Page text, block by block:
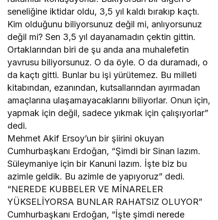
seneliğine iktidar oldu, 3,5 yıl kaldı bırakıp kaçtı.
Kim olduğunu biliyorsunuz değil mi, anlıyorsunuz
değil mi? Sen 3,5 yıl dayanamadın çektin gittin.
Ortaklarından biri de şu anda ana muhalefetin
yavrusu biliyorsunuz. O da öyle. O da duramadı, o
da kaçtı gitti. Bunlar bu işi yürütemez. Bu milleti
kitabından, ezanından, kutsallarından ayırmadan
amaçlarına ulaşamayacaklarını biliyorlar. Onun için,
yapmak için değil, sadece yıkmak için çalışıyorlar”
dedi.
Mehmet Akif Ersoy’un bir şiirini okuyan
Cumhurbaşkanı Erdoğan, “Şimdi bir Sinan lazım.
Süleymaniye için bir Kanuni lazım. İşte biz bu
azimle geldik. Bu azimle de yapıyoruz” dedi.
“NEREDE KUBBELER VE MİNARELER
YÜKSELİYORSA BUNLAR RAHATSIZ OLUYOR”
Cumhurbaşkanı Erdoğan, “İşte şimdi nerede